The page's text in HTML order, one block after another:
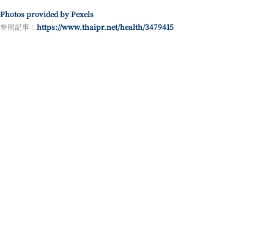
Photos provided by Pexels
参照記事： https://www.thaipr.net/health/3479415